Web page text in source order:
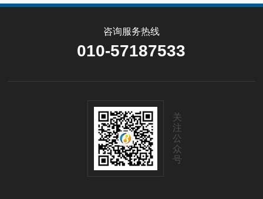
咨询服务热线
010-57187533
关
注
公
众
号